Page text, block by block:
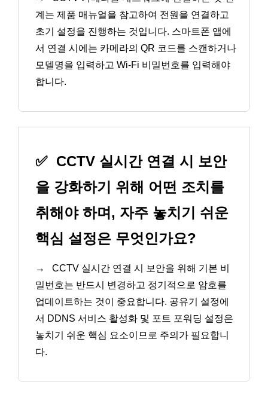
계는 제품 매뉴얼을 참고하여 전원을 연결하고
초기 설정을 진행하는 것입니다. 스마트폰 앱에
서 연결 시에는 카메라의 QR 코드를 스캔하거나
모델명을 입력하고 Wi-Fi 비밀번호를 입력해야
합니다.
✅ CCTV 실시간 연결 시 보안
을 강화하기 위해 어떤 조치를
취해야 하며, 자주 놓치기 쉬운
핵심 설정은 무엇인가요?
→
CCTV 실시간 연결 시 보안을 위해 기본 비
밀번호는 반드시 변경하고 정기적으로 암호를
업데이트하는 것이 중요합니다. 공유기 설정에
서 DDNS 서비스 활성화 및 포트 포워딩 설정은
놓치기 쉬운 핵심 요소이므로 주의가 필요합니
다.